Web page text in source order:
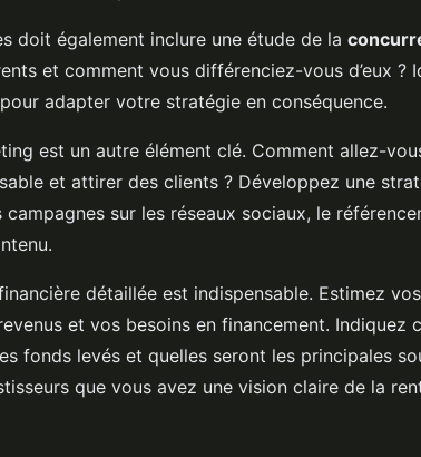
doit également inclure une étude de la
et comment vous différenciez-vous d’eux ?
adapter votre stratégie en conséquence.
est un autre élément clé. Comment allez-
et attirer des clients ? Développez une
sur les réseaux sociaux, le
détaillée est indispensable. Estimez
et vos besoins en financement. Indiquez
fonds levés et quelles seront les principales
que vous avez une vision claire de la